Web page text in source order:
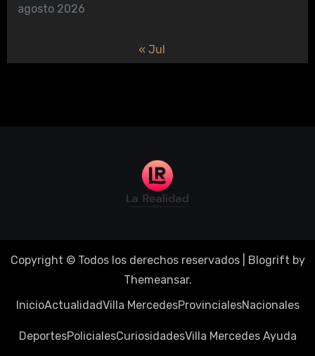
agosto 2026
« Jul
Copyright © Todos los derechos reservados Blogrift by
Themeansar.
InicioActualidadVilla MercedesProvincialesNacionales
DeportesPolicialesCuriosidadesVilla Mercedes Ayuda